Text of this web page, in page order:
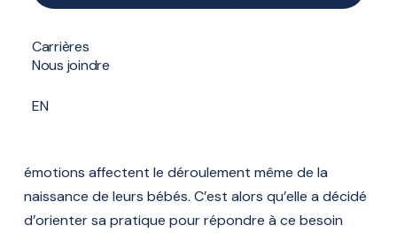
Carrières
Nous joindre
EN
Pratique à la clinique Privamed Boucherville et
Quartier-DIX30
Lors de sa formation en médecine familiale, Dre Marie
Ammerlaan a constaté qu’un grand nombre de
émotions affectent le déroulement même de la
naissance de leurs bébés. C’est alors qu’elle a décidé
d’orienter sa pratique pour répondre à ce besoin